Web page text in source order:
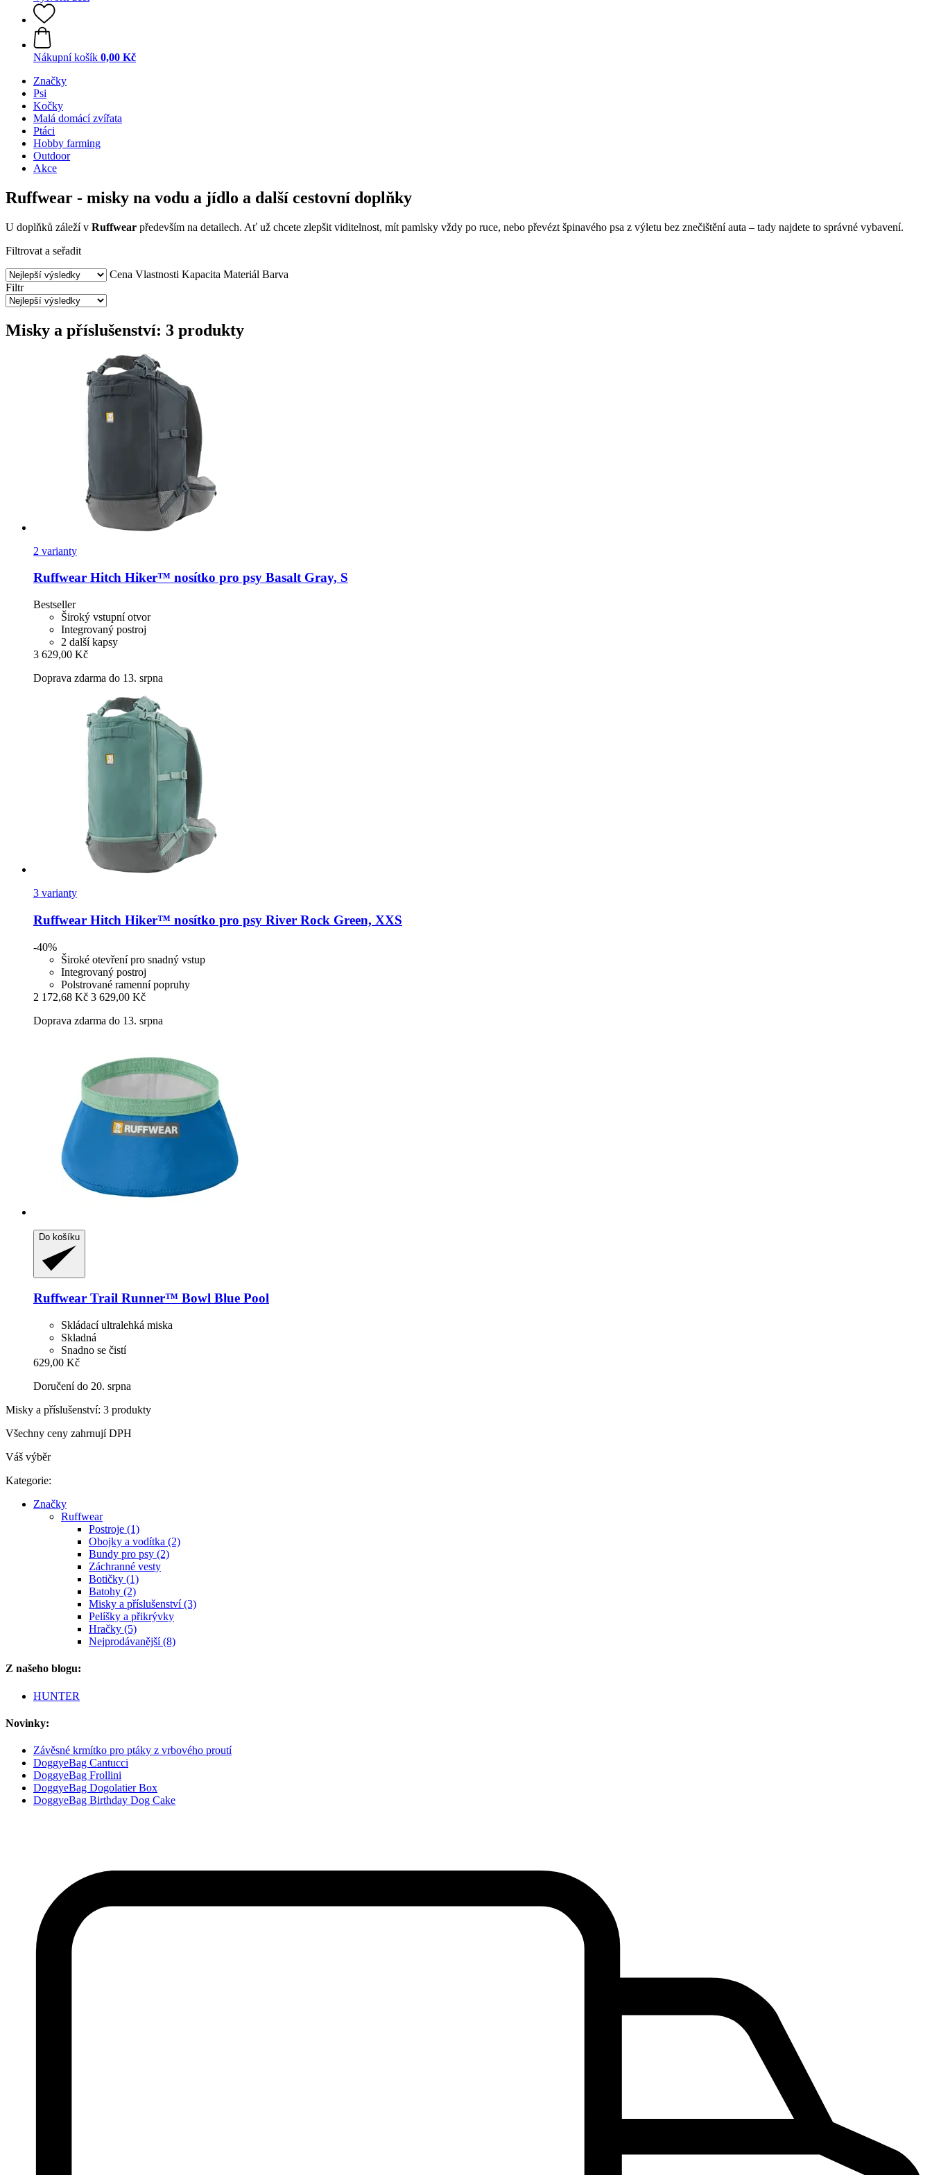
Nákupní košík 0,00 Kč
Značky
Psi
Kočky
Malá domácí zvířata
Ptáci
Hobby farming
Outdoor
Akce
Ruffwear - misky na vodu a jídlo a další cestovní doplňky
U doplňků záleží v Ruffwear především na detailech. Ať už chcete zlepšit viditelnost, mít pamlsky vždy po ruce, nebo převézt špinavého psa z výletu bez znečištění auta – tady najdete to správné vybavení.
Filtrovat a seřadit
Cena Vlastnosti Kapacita Materiál Barva
Filtr
Misky a příslušenství: 3 produkty
2 varianty
Ruffwear Hitch Hiker™ nosítko pro psy Basalt Gray, S
Bestseller
Široký vstupní otvor
Integrovaný postroj
2 další kapsy
3 629,00 Kč
Doprava zdarma do 13. srpna
3 varianty
Ruffwear Hitch Hiker™ nosítko pro psy River Rock Green, XXS
-40%
Široké otevření pro snadný vstup
Integrovaný postroj
Polstrované ramenní popruhy
2 172,68 Kč 3 629,00 Kč
Doprava zdarma do 13. srpna
Do košíku
Ruffwear Trail Runner™ Bowl Blue Pool
Skládací ultralehká miska
Skladná
Snadno se čistí
629,00 Kč
Doručení do 20. srpna
Misky a příslušenství: 3 produkty
Všechny ceny zahrnují DPH
Váš výběr
Kategorie:
Značky
Ruffwear
Postroje (1)
Obojky a vodítka (2)
Bundy pro psy (2)
Záchranné vesty
Botičky (1)
Batohy (2)
Misky a příslušenství (3)
Pelíšky a přikrývky
Hračky (5)
Nejprodávanější (8)
Z našeho blogu:
HUNTER
Novinky:
Závěsné krmítko pro ptáky z vrbového proutí
DoggyeBag Cantucci
DoggyeBag Frollini
DoggyeBag Dogolatier Box
DoggyeBag Birthday Dog Cake